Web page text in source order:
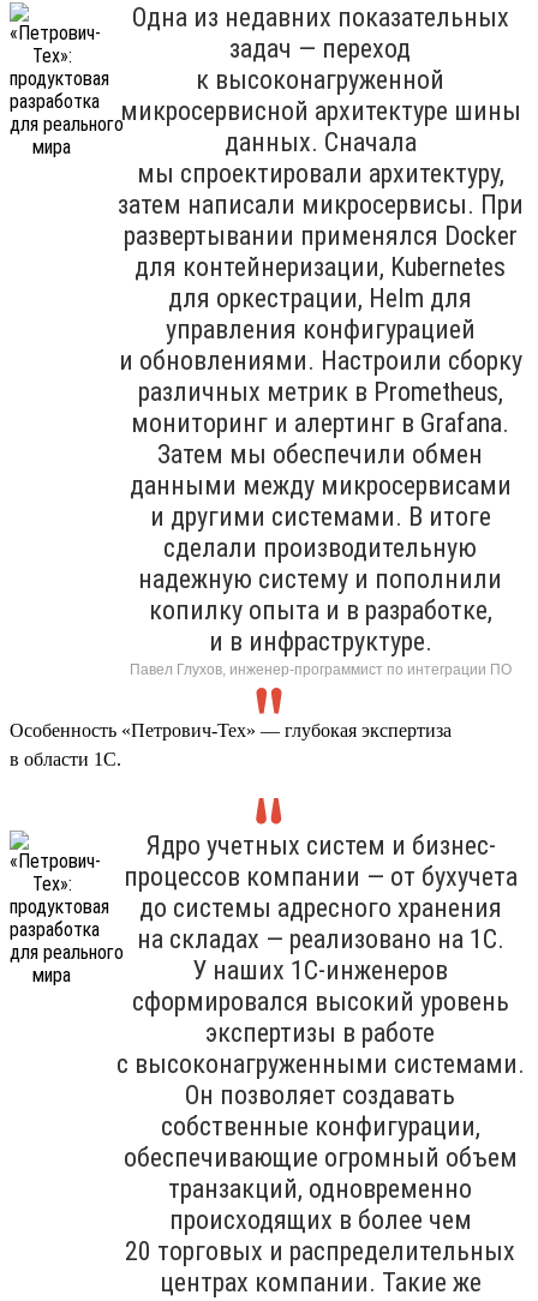
Одна из недавних показательных
задач — переход
к высоконагруженной
микросервисной архитектуре шины
данных. Сначала
мы спроектировали архитектуру,
затем написали микросервисы. При
развертывании применялся Docker
для контейнеризации, Kubernetes
для оркестрации, Helm для
управления конфигурацией
и обновлениями. Настроили сборку
различных метрик в Prometheus,
мониторинг и алертинг в Grafana.
Затем мы обеспечили обмен
данными между микросервисами
и другими системами. В итоге
сделали производительную
надежную систему и пополнили
копилку опыта и в разработке,
и в инфраструктуре.
Павел Глухов, инженер-программист по интеграции ПО
Особенность «Петрович-Тех» — глубокая экспертиза
в области 1С.
Ядро учетных систем и бизнес-
процессов компании — от бухучета
до системы адресного хранения
на складах — реализовано на 1С.
У наших 1С-инженеров
сформировался высокий уровень
экспертизы в работе
с высоконагруженными системами.
Он позволяет создавать
собственные конфигурации,
обеспечивающие огромный объем
транзакций, одновременно
происходящих в более чем
20 торговых и распределительных
центрах компании. Такие же